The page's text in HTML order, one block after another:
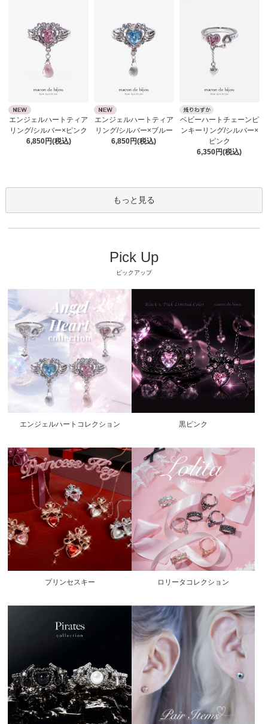
エンジェルハートティア
リング/シルバー×ピンク
6,850円(税込)
エンジェルハートティア
リング/シルバー×ブルー
6,850円(税込)
ベビーハートチェーンピ
ンキーリング/シルバー×
ピンク
6,350円(税込)
もっと見る
Pick Up
ピックアップ
エンジェルハートコレクション 黒ピンク
プリンセスキー ロリータコレクション